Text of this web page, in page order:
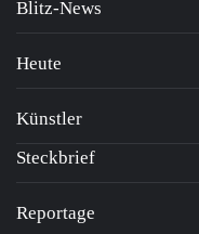
Blitz-News
Heute
Künstler
Steckbrief
Reportage